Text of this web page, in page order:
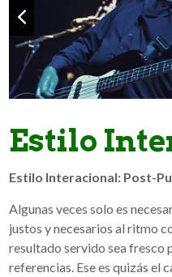
Estilo
Estilo Interacional: Post-
Algunas veces solo es
justos y necesarios al ritmo
resultado servido sea fresco
referencias. Ese es quizás el